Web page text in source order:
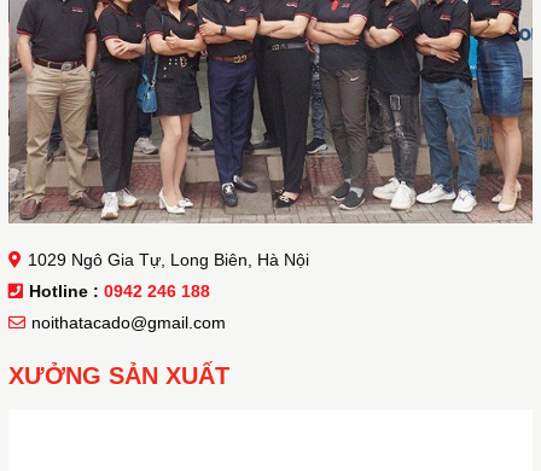
1029 Ngô Gia Tự, Long Biên, Hà Nội
Hotline : 0942 246 188
noithatacado@gmail.com
XƯỞNG SẢN XUẤT